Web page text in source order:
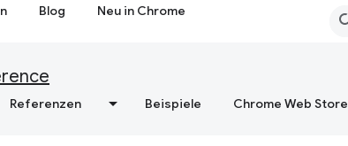
Blog Neu in Chrome
Referenzen Beispiele Chrome Web Store